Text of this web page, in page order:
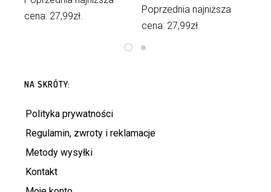
cena: 27,99zł.
34,90zł.27,99zł.
Poprzednia najniższa
cena: 27,99zł.
NA SKRÓTY:
Polityka prywatności
Regulamin, zwroty i reklamacje
Metody wysyłki
Kontakt